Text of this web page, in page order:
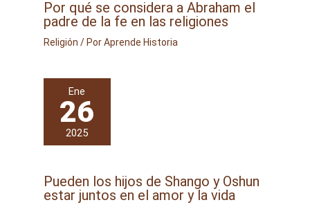
Por qué se considera a Abraham el
padre de la fe en las religiones
Religión / PorAprende Historia
Ene
26
2025
Pueden los hijos de Shango y Oshun
estar juntos en el amor y la vida